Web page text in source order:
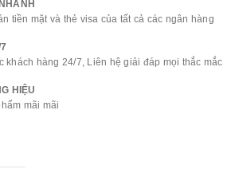
tiền mặt và thẻ visa của tất cả các ngân hàng
khách hàng 24/7, Liên hệ giải đáp mọi thắc mắc
HIỆU
mãi mãi